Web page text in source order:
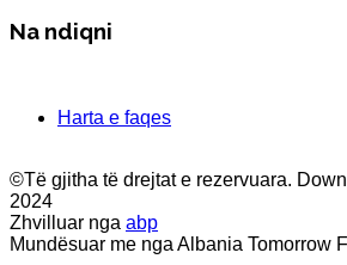
Na ndiqni
Harta e faqes
©Të gjitha të drejtat e rezervuara.
2024
Zhvilluar nga abp
Mundësuar me nga Albania Tomorrow